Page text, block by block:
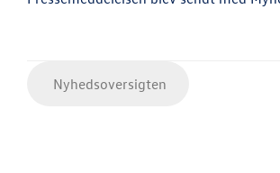
Nyhedsoversigten